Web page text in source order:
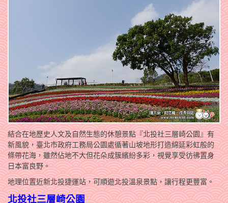
結合在地歷史人文及自然生態的休憩景點『北投社三層崎公園』有
新風貌，臺北市政府工務局公園處循著山坡地形打造綿延彩虹般的
條帶花海，雖然佔地不大但花朵成簇繽紛多彩，視覺享受彷彿置身
日本富良野。
地理位置近新北投捷運站，可順遊北投溫泉景點，讓行程更豐富。
北投社三層崎公園